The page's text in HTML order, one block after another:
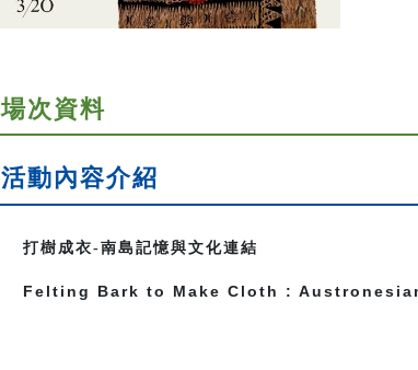
場次資料
活動內容介紹
打樹成衣-南島記憶與文化連結
Felting Bark to Make Cloth :